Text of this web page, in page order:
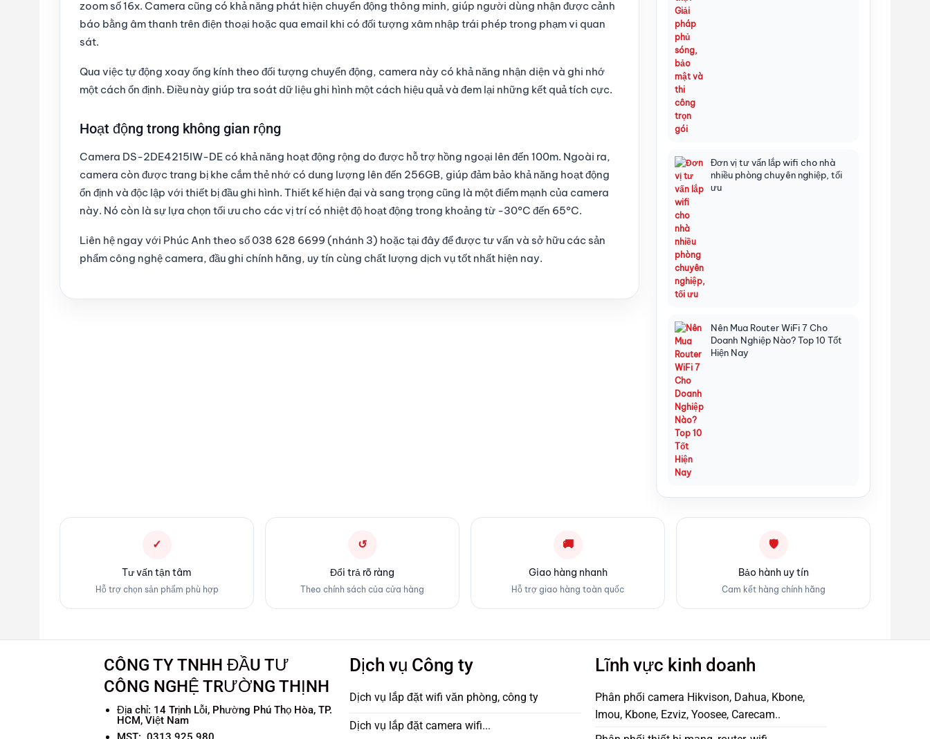
zoom số 16x. Camera cũng có khả năng phát hiện chuyển động thông minh, giúp người dùng nhận được cảnh
báo bằng âm thanh trên điện thoại hoặc qua email khi có đối tượng xâm nhập trái phép trong phạm vi quan
sát.
Qua việc tự động xoay ống kính theo đối tượng chuyển động, camera này có khả năng nhận diện và ghi nhớ
một cách ổn định. Điều này giúp tra soát dữ liệu ghi hình một cách hiệu quả và đem lại những kết quả tích cực.
Hoạt động trong không gian rộng
Camera DS-2DE4215IW-DE có khả năng hoạt động rộng do được hỗ trợ hồng ngoại lên đến 100m. Ngoài ra,
camera còn được trang bị khe cắm thẻ nhớ có dung lượng lên đến 256GB, giúp đảm bảo khả năng hoạt động
ổn định và độc lập với thiết bị đầu ghi hình. Thiết kế hiện đại và sang trọng cũng là một điểm mạnh của camera
này. Nó còn là sự lựa chọn tối ưu cho các vị trí có nhiệt độ hoạt động trong khoảng từ -30°C đến 65°C.
Liên hệ ngay với Phúc Anh theo số 038 628 6699 (nhánh 3) hoặctại đây để được tư vấn và sở hữu các sản
phẩm công nghệ camera, đầu ghi chính hãng, uy tín cùng chất lượng dịch vụ tốt nhất hiện nay.
Đơn vị tư vấn lắp wifi cho nhà
nhiều phòng chuyên nghiệp, tối
ưu
Nên Mua Router WiFi 7 Cho
Doanh Nghiệp Nào? Top 10 Tốt
Hiện Nay
✓
Tư vấn tận tâm
Hỗ trợ chọn sản phẩm phù hợp
↺
Đổi trả rõ ràng
Theo chính sách của cửa hàng
🚚
Giao hàng nhanh
Hỗ trợ giao hàng toàn quốc
🛡
Bảo hành uy tín
Cam kết hàng chính hãng
CÔNG TY TNHH ĐẦU TƯ
CÔNG NGHỆ TRƯỜNG THỊNH
Địa chỉ: 14 Trịnh Lỗi, Phường Phú Thọ Hòa, TP.
HCM, Việt Nam
Dịch vụ Công ty
Dịch vụ lắp đặt wifi văn phòng, công ty
Dịch vụ lắp đặt camera wifi...
Lĩnh vực kinh doanh
Phân phối camera Hikvison, Dahua, Kbone,
Imou, Kbone, Ezviz, Yoosee, Carecam..